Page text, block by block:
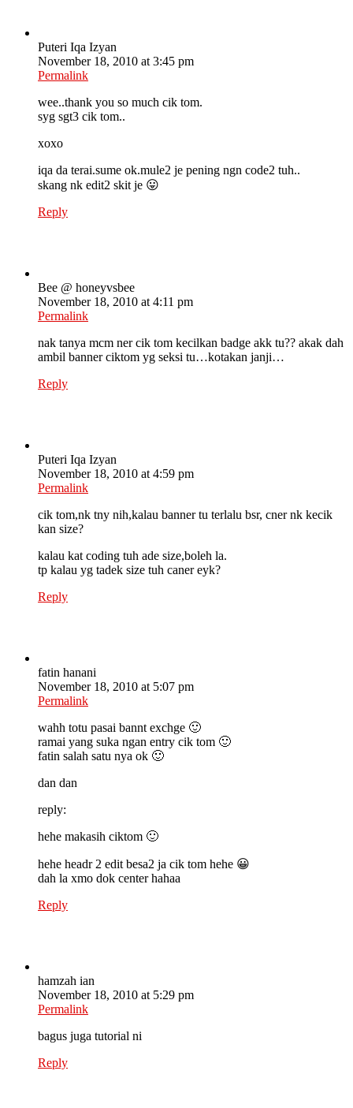
Puteri Iqa Izyan
November 18, 2010 at 3:45 pm
Permalink
wee..thank you so much cik tom.
syg sgt3 cik tom..
xoxo
iqa da terai.sume ok.mule2 je pening ngn code2 tuh..
skang nk edit2 skit je 😛
Reply
Bee @ honeyvsbee
November 18, 2010 at 4:11 pm
Permalink
nak tanya mcm ner cik tom kecilkan badge akk tu?? akak dah
ambil banner ciktom yg seksi tu…kotakan janji…
Reply
Puteri Iqa Izyan
November 18, 2010 at 4:59 pm
Permalink
cik tom,nk tny nih,kalau banner tu terlalu bsr, cner nk kecik
kan size?
kalau kat coding tuh ade size,boleh la.
tp kalau yg tadek size tuh caner eyk?
Reply
fatin hanani
November 18, 2010 at 5:07 pm
Permalink
wahh totu pasai bannt exchge 🙂
ramai yang suka ngan entry cik tom 🙂
fatin salah satu nya ok 🙂
dan dan
reply:
hehe makasih ciktom 🙂
hehe headr 2 edit besa2 ja cik tom hehe 😀
dah la xmo dok center hahaa
Reply
hamzah ian
November 18, 2010 at 5:29 pm
Permalink
bagus juga tutorial ni
Reply